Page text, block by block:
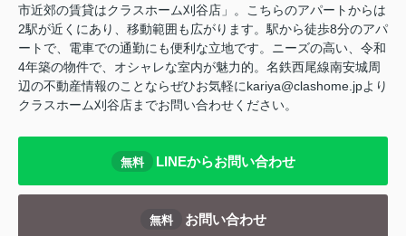
市近郊の賃貸はクラスホーム刈谷店」。こちらのアパートからは
2駅が近くにあり、移動範囲も広がります。駅から徒歩8分のアパ
ートで、電車での通勤にも便利な立地です。ニーズの高い、令和
4年築の物件で、オシャレな室内が魅力的。名鉄西尾線南安城周
辺の不動産情報のことならぜひお気軽にkariya@clashome.jpより
クラスホーム刈谷店までお問い合わせください。
無料 LINEからお問い合わせ
無料 お問い合わせ